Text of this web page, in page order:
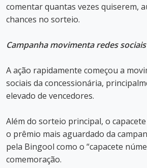
comentar quantas vezes quiserem,
chances no sorteio.
Campanha movimenta redes sociais
A ação rapidamente começou a
sociais da concessionária,
elevado de vencedores.
Além do sorteio principal, o capacete
o prêmio mais aguardado da
pela Bingool como o “capacete
comemoração.